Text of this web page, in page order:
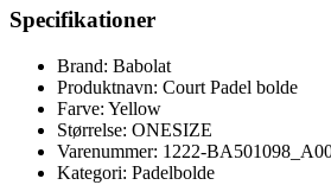
Specifikationer
Brand: Babolat
Produktnavn: Court Padel bolde
Farve: Yellow
Størrelse: ONESIZE
Varenummer: 1222-
Kategori: Padelbolde